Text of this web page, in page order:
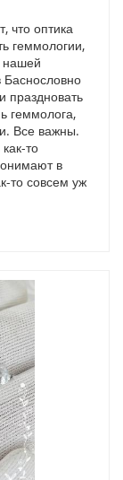
что оптика
геммологии,
нашей
праздновать
геммолога,
Все важны.
то
в
то совсем уж